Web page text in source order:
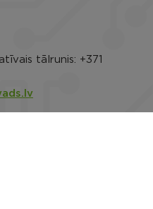
tālrunis: +371